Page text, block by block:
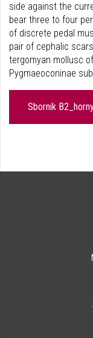
side against the
bear three to four
of discrete pedal
pair of cephalic
tergomyan mollusc
Pygmaeoconinae
Sbornik